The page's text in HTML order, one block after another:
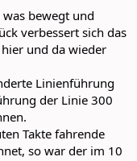
was bewegt und
verbessert sich das
und da wieder
Linienführung
der Linie 300
Takte fahrende
so war der im 10